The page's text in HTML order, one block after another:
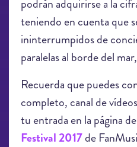
podrán adquirirse a la
teniendo en cuenta que
ininterrumpidos de
paralelas al borde del
Recuerda que puedes
completo, canal de
tu entrada en la página
Festival 2017de